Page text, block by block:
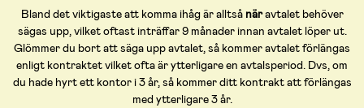
Bland det viktigaste att komma ihåg är alltså näravtalet behöver
sägas upp, vilket oftast inträffar 9 månader innan avtalet löper ut.
Glömmer du bort att säga upp avtalet, så kommer avtalet förlängas
enligt kontraktet vilket ofta är ytterligare en avtalsperiod. Dvs, om
du hade hyrt ett kontor i 3 år, så kommer ditt kontrakt att förlängas
med ytterligare 3 år.